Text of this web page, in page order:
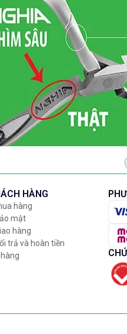
HÀNG
hàng
mật
hàng
trả và hoàn tiền